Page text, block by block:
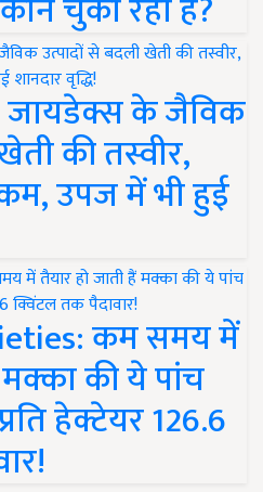
जायडेक्स के जैविक
की तस्वीर,
उपज में भी हुई
कम समय में
की ये पांच
हेक्टेयर 126.6